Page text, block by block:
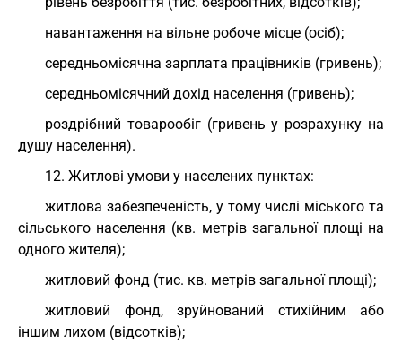
навантаження на вільне робоче місце (осіб);
середньомісячна зарплата працівників (гривень);
середньомісячний дохід населення (гривень);
роздрібний товарообіг (гривень у розрахунку на
душу населення).
12. Житлові умови у населених пунктах:
житлова забезпеченість, у тому числі міського та
сільського населення (кв. метрів загальної площі на
одного жителя);
житловий фонд (тис. кв. метрів загальної площі);
житловий фонд, зруйнований стихійним або
іншим лихом (відсотків);